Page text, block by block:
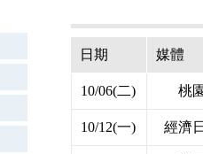
日期 媒體
10/06(二) 桃
10/12(一) 經濟